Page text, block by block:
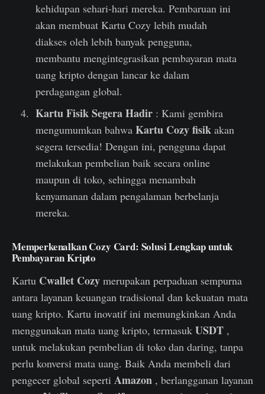
kehidupan sehari-hari mereka. Pembaruan ini
akan membuat Kartu Cozy lebih mudah
diakses oleh lebih banyak pengguna,
membantu mengintegrasikan pembayaran mata
uang kripto dengan lancar ke dalam
perdagangan global.
Kartu Fisik Segera Hadir: Kami gembira
mengumumkan bahwa Kartu Cozy fisik akan
segera tersedia! Dengan ini, pengguna dapat
melakukan pembelian baik secara online
maupun di toko, sehingga menambah
kenyamanan dalam pengalaman berbelanja
mereka.
Memperkenalkan Cozy Card: Solusi Lengkap untuk
Pembayaran Kripto
Kartu Cwallet Cozy merupakan perpaduan sempurna
antara layanan keuangan tradisional dan kekuatan mata
uang kripto. Kartu inovatif ini memungkinkan Anda
menggunakan mata uang kripto, termasuk USDT ,
untuk melakukan pembelian di toko dan daring, tanpa
perlu konversi mata uang. Baik Anda membeli dari
pengecer global seperti Amazon , berlangganan layanan